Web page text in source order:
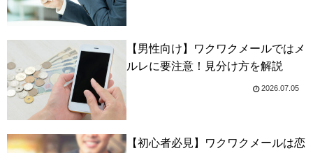
【男性向け】ワクワクメールではメ
ルレに要注意！見分け方を解説
2026.07.05
【初心者必見】ワクワクメールは恋